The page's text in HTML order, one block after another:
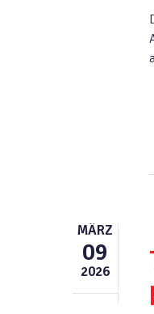
MÄRZ
09
2026